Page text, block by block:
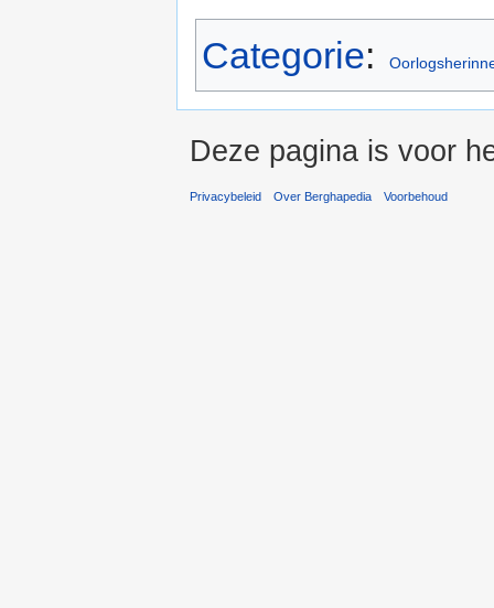
Categorie:
Deze pagina is voor
Privacybeleid Over Berghapedia Voorbehoud